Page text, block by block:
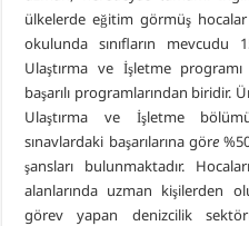
ülkelerde eğitim görmüş hocalar
okulunda sınıfların mevcudu
Ulaştırma ve İşletme
başarılı programlarından
Ulaştırma ve İşletme
sınavlardaki başarılarına göre
şansları bulunmaktadır.
alanlarında uzman kişilerden
görev yapan denizcilik